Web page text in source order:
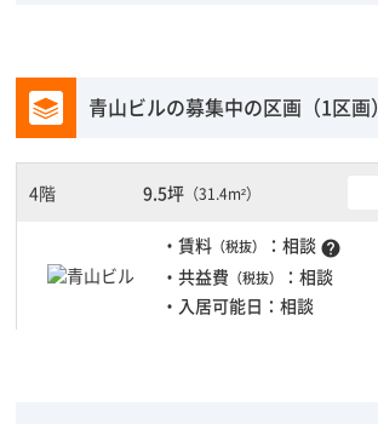
青山ビルの募集中の区画（1区画）
4階 9.5坪 （31.4m²）
・賃料 （税抜） ：相談 help
・共益費 （税抜）
：相談
・入居可能日：相談